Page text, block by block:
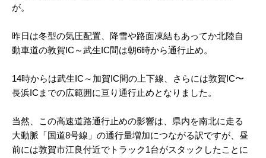
が。
昨日は冬型の気圧配置、降雪や路面凍結もあってか北陸自
動車道の敦賀IC～武生IC間は朝6時から通行止め。
14時からは武生IC～加賀IC間の上下線、さらには敦賀IC〜
長浜ICまでの広範囲に亘り通行止めとなりました。
当然、この高速道路通行止めの影響は、県内を南北に走る
大動脈「国道8号線」の通行量増加につながる訳ですが、昼
前には敦賀市江良付近でトラック1台がスタックしたことに